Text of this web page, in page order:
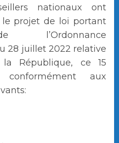
nationaux ont
projet de loi portant
l’Ordonnance
28 juillet 2022 relative
République, ce 15
conformément aux